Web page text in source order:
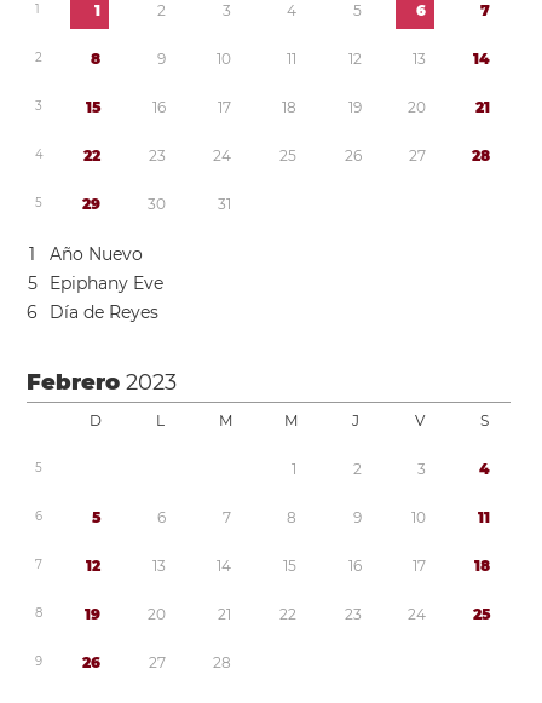
1 1 2 3 4 5 6 7
2 8 9 10 11 12 13 14
3 15 16 17 18 19 20 21
4 22 23 24 25 26 27 28
5 29 30 31
1
Año Nuevo
5
Epiphany Eve
6
Día de Reyes
Febrero2023
D L M M J V S
5 1 2 3 4
6 5 6 7 8 9 10 11
7 12 13 14 15 16 17 18
8 19 20 21 22 23 24 25
9 26 27 28